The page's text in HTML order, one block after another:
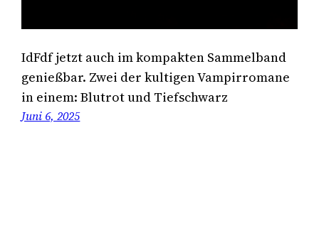
IdFdf jetzt auch im kompakten Sammelband
genießbar. Zwei der kultigen Vampirromane
in einem: Blutrot und Tiefschwarz
Juni 6, 2025